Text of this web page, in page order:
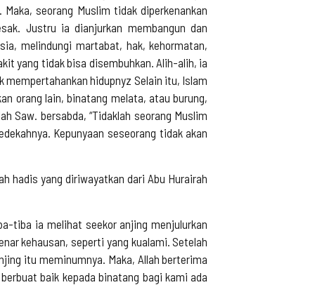
seorang Muslim tidak diperkenankan
Justru ia dianjurkan membangun dan
melindungi martabat, hak, kehormatan,
yang tidak bisa disembuhkan. Alih-alih, ia
hidupnyz Selain itu, Islam
orang lain, binatang melata, atau burung,
Saw. bersabda, “Tidaklah seorang Muslim
Kepunyaan seseorang tidak akan
hadis yang diriwayatkan dari Abu Hurairah
tiba ia melihat seekor anjing menjulurkan
kehausan, seperti yang kualami. Setelah
itu meminumnya. Maka, Allah berterima
baik kepada binatang bagi kami ada